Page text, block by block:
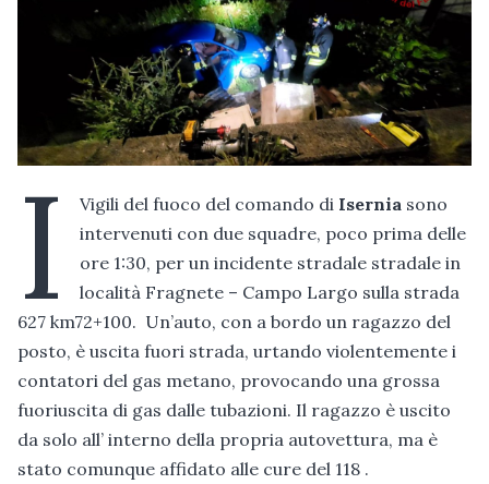
I Vigili del fuoco del comando di Isernia sono
intervenuti con due squadre, poco prima delle
ore 1:30, per un incidente stradale stradale in
località Fragnete – Campo Largo sulla strada
627 km72+100. Un’auto, con a bordo un ragazzo del
posto, è uscita fuori strada, urtando violentemente i
contatori del gas metano, provocando una grossa
fuoriuscita di gas dalle tubazioni. Il ragazzo è uscito
da solo all’ interno della propria autovettura, ma è
stato comunque affidato alle cure del 118 .